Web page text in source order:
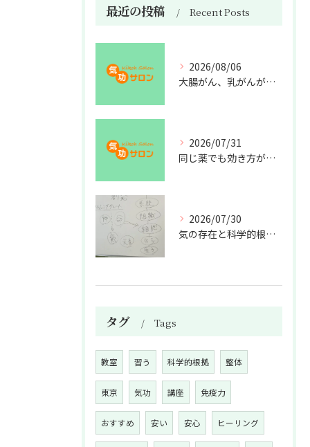
最近の投稿 Recent Posts
2026/08/06
大腸がん、乳がんが増えた理由
2026/07/31
同じ薬でも効き方が違う？
2026/07/30
気の存在と科学的根拠の授業
タグ Tags
教室 習う 科学的根拠 整体
東京 気功 講座 免疫力
おすすめ 安い 安心 ヒーリング